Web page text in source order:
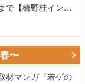
で【橋野桂インタ
〜
材マンガ『若ゲの